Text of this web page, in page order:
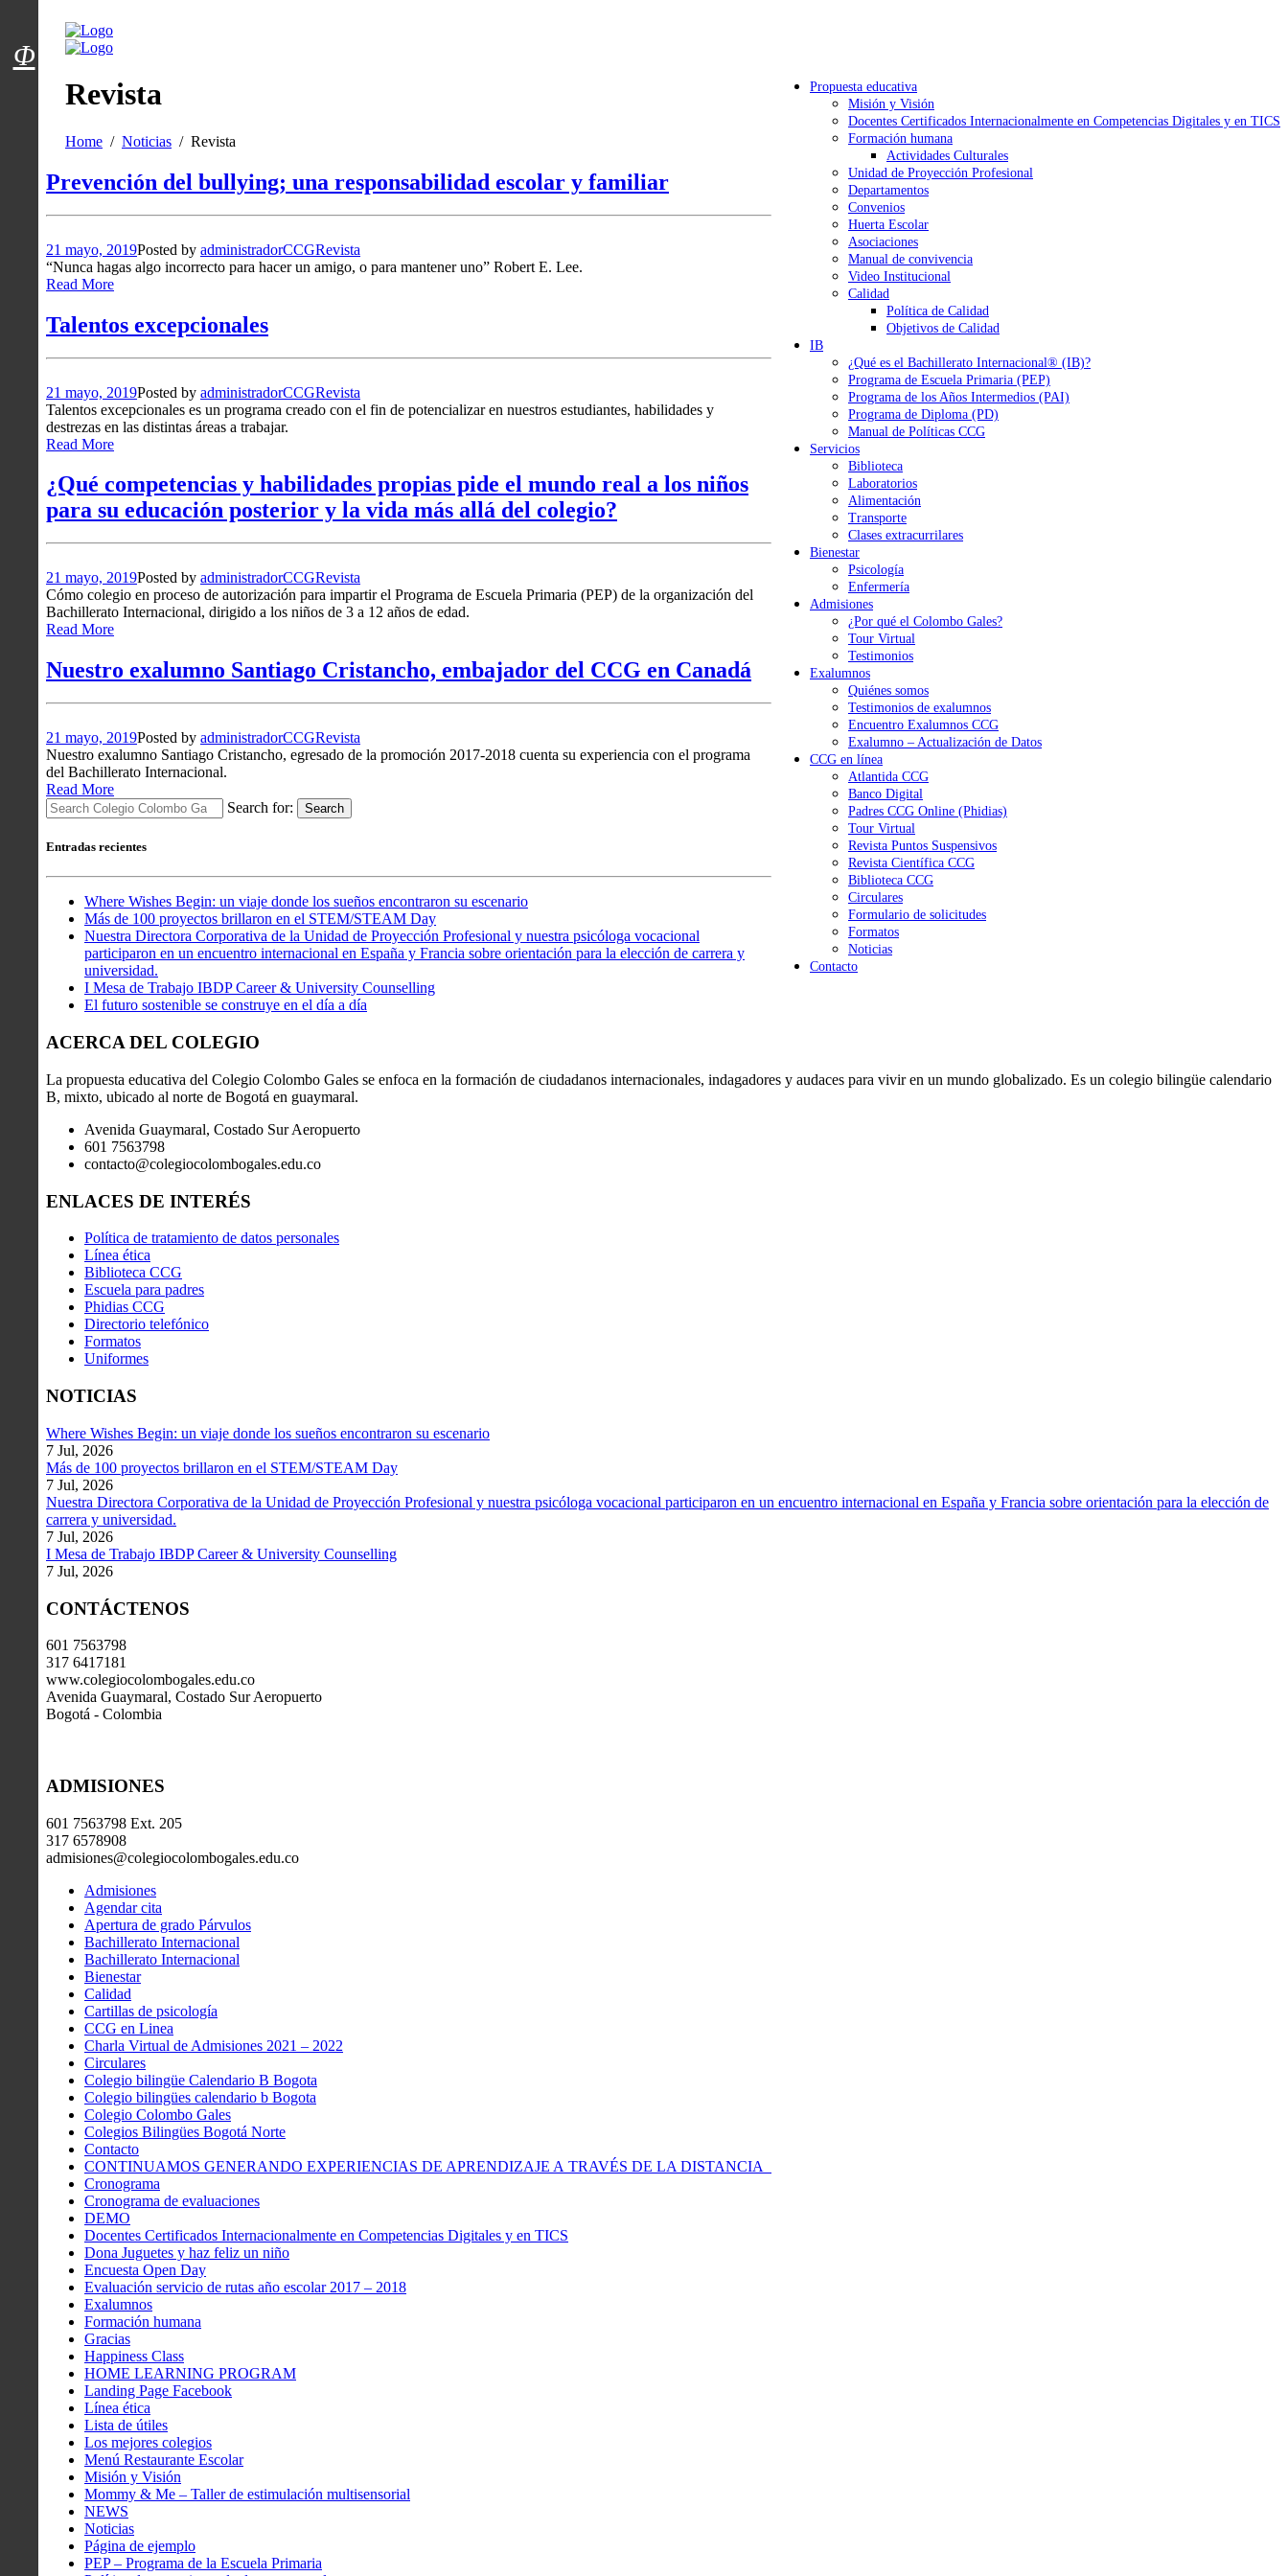
Menú usuarios
Propuesta educativa
Misión y Visión
Docentes Certificados Internacionalmente en Competencias Digitales y en TICS
Formación humana
Actividades Culturales
Unidad de Proyección Profesional
Departamentos
Convenios
Huerta Escolar
Asociaciones
Manual de convivencia
Video Institucional
Calidad
Política de Calidad
Objetivos de Calidad
IB
¿Qué es el Bachillerato Internacional® (IB)?
Programa de Escuela Primaria (PEP)
Programa de los Años Intermedios (PAI)
Programa de Diploma (PD)
Manual de Políticas CCG
Servicios
Biblioteca
Laboratorios
Alimentación
Transporte
Clases extracurrilares
Bienestar
Psicología
Enfermería
Admisiones
¿Por qué el Colombo Gales?
Tour Virtual
Testimonios
Exalumnos
Quiénes somos
Testimonios de exalumnos
Encuentro Exalumnos CCG
Exalumno – Actualización de Datos
CCG en línea
Atlantida CCG
Banco Digital
Padres CCG Online (Phidias)
Tour Virtual
Revista Puntos Suspensivos
Revista Científica CCG
Biblioteca CCG
Circulares
Formulario de solicitudes
Formatos
Noticias
Contacto
Revista
Home Noticias Revista
Prevención del bullying; una responsabilidad escolar y familiar
21 mayo, 2019Posted by administradorCCGRevista
“Nunca hagas algo incorrecto para hacer un amigo, o para mantener uno” Robert E. Lee.
Read More
Talentos excepcionales
21 mayo, 2019Posted by administradorCCGRevista
Talentos excepcionales es un programa creado con el fin de potencializar en nuestros estudiantes, habilidades y
destrezas en las distintas áreas a trabajar.
Read More
¿Qué competencias y habilidades propias pide el mundo real a los niños
para su educación posterior y la vida más allá del colegio?
21 mayo, 2019Posted by administradorCCGRevista
Cómo colegio en proceso de autorización para impartir el Programa de Escuela Primaria (PEP) de la organización del
Bachillerato Internacional, dirigido a los niños de 3 a 12 años de edad.
Read More
Nuestro exalumno Santiago Cristancho, embajador del CCG en Canadá
21 mayo, 2019Posted by administradorCCGRevista
Nuestro exalumno Santiago Cristancho, egresado de la promoción 2017-2018 cuenta su experiencia con el programa
del Bachillerato Internacional.
Read More
Search for:
Search
Entradas recientes
Where Wishes Begin: un viaje donde los sueños encontraron su escenario
Más de 100 proyectos brillaron en el STEM/STEAM Day
Nuestra Directora Corporativa de la Unidad de Proyección Profesional y nuestra psicóloga vocacional
participaron en un encuentro internacional en España y Francia sobre orientación para la elección de carrera y
universidad.
I Mesa de Trabajo IBDP Career & University Counselling
El futuro sostenible se construye en el día a día
ACERCA DEL COLEGIO
La propuesta educativa del Colegio Colombo Gales se enfoca en la formación de ciudadanos internacionales, indagadores y audaces para vivir en un mundo globalizado. Es un colegio bilingüe calendario
B, mixto, ubicado al norte de Bogotá en guaymaral.
Avenida Guaymaral, Costado Sur Aeropuerto
601 7563798
contacto@colegiocolombogales.edu.co
ENLACES DE INTERÉS
Política de tratamiento de datos personales
Línea ética
Biblioteca CCG
Escuela para padres
Phidias CCG
Directorio telefónico
Formatos
Uniformes
NOTICIAS
Where Wishes Begin: un viaje donde los sueños encontraron su escenario
7 Jul, 2026
Más de 100 proyectos brillaron en el STEM/STEAM Day
7 Jul, 2026
Nuestra Directora Corporativa de la Unidad de Proyección Profesional y nuestra psicóloga vocacional participaron en un encuentro internacional en España y Francia sobre orientación para la elección de
carrera y universidad.
7 Jul, 2026
I Mesa de Trabajo IBDP Career & University Counselling
7 Jul, 2026
CONTÁCTENOS
601 7563798
317 6417181
www.colegiocolombogales.edu.co
Avenida Guaymaral, Costado Sur Aeropuerto
Bogotá - Colombia
ADMISIONES
601 7563798 Ext. 205
317 6578908
admisiones@colegiocolombogales.edu.co
Admisiones
Agendar cita
Apertura de grado Párvulos
Bachillerato Internacional
Bachillerato Internacional
Bienestar
Calidad
Cartillas de psicología
CCG en Linea
Charla Virtual de Admisiones 2021 – 2022
Circulares
Colegio bilingüe Calendario B Bogota
Colegio bilingües calendario b Bogota
Colegio Colombo Gales
Colegios Bilingües Bogotá Norte
Contacto
CONTINUAMOS GENERANDO EXPERIENCIAS DE APRENDIZAJE A TRAVÉS DE LA DISTANCIA
Cronograma
Cronograma de evaluaciones
DEMO
Docentes Certificados Internacionalmente en Competencias Digitales y en TICS
Dona Juguetes y haz feliz un niño
Encuesta Open Day
Evaluación servicio de rutas año escolar 2017 – 2018
Exalumnos
Formación humana
Gracias
Happiness Class
HOME LEARNING PROGRAM
Landing Page Facebook
Línea ética
Lista de útiles
Los mejores colegios
Menú Restaurante Escolar
Misión y Visión
Mommy & Me – Taller de estimulación multisensorial
NEWS
Noticias
Página de ejemplo
PEP – Programa de la Escuela Primaria
Φ